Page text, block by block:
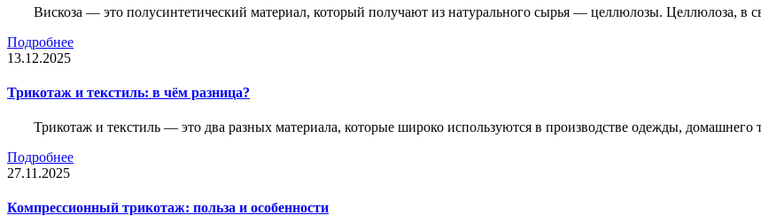
Вискоза — это полусинтетический материал, который получают из натурального сырья — целлюлозы. Целлюлоза, в
Подробнее
13.12.2025
Трикотаж и текстиль: в чём разница?
Трикотаж и текстиль — это два разных материала, которые широко используются в производстве одежды, домашнего
Подробнее
27.11.2025
Компрессионный трикотаж: польза и особенности